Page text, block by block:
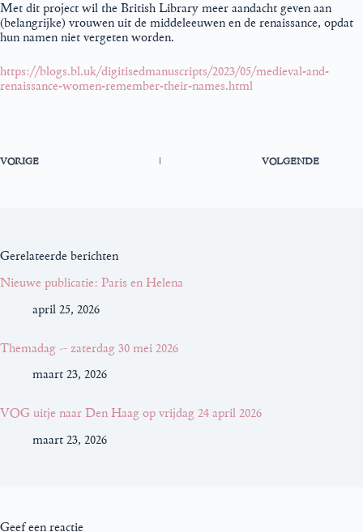
Met dit project wil the British Library meer aandacht geven aan
(belangrijke) vrouwen uit de middeleeuwen en de renaissance, opdat
hun namen niet vergeten worden.
https://blogs.bl.uk/digitisedmanuscripts/2023/05/medieval-and-
renaissance-women-remember-their-names.html
VORIGE VOLGENDE
Gerelateerde berichten
Nieuwe publicatie: Paris en Helena
april 25, 2026
Themadag – zaterdag 30 mei 2026
maart 23, 2026
VOG uitje naar Den Haag op vrijdag 24 april 2026
maart 23, 2026
Geef een reactie